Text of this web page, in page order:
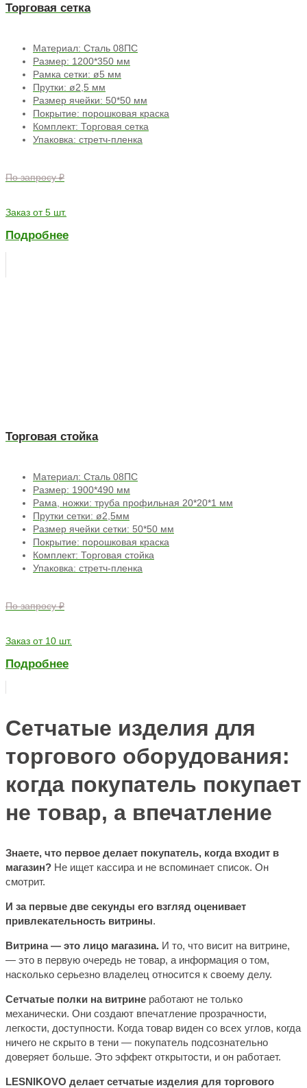
Торговая сетка
Материал: Сталь 08ПС
Размер: 1200*350 мм
Рамка сетки: ø5 мм
Прутки: ø2,5 мм
Размер ячейки: 50*50 мм
Покрытие: порошковая краска
Комплект: Торговая сетка
Упаковка: стретч-пленка
По запросу ₽
Заказ от 5 шт.
Подробнее
Торговая стойка
Материал: Сталь 08ПС
Размер: 1900*490 мм
Рама, ножки: труба профильная 20*20*1 мм
Прутки сетки: ø2,5мм
Размер ячейки сетки: 50*50 мм
Покрытие: порошковая краска
Комплект: Торговая стойка
Упаковка: стретч-пленка
По запросу ₽
Заказ от 10 шт.
Подробнее
Сетчатые изделия для
торгового оборудования:
когда покупатель покупает
не товар, а впечатление
Знаете, что первое делает покупатель, когда входит в
магазин? Не ищет кассира и не вспоминает список. Он
смотрит.
И за первые две секунды его взгляд оценивает
привлекательность витрины.
Витрина — это лицо магазина. И то, что висит на витрине,
— это в первую очередь не товар, а информация о том,
насколько серьезно владелец относится к своему делу.
Сетчатые полки на витрине работают не только
механически. Они создают впечатление прозрачности,
легкости, доступности. Когда товар виден со всех углов, когда
ничего не скрыто в тени — покупатель подсознательно
доверяет больше. Это эффект открытости, и он работает.
LESNIKOVO делает сетчатые изделия для торгового